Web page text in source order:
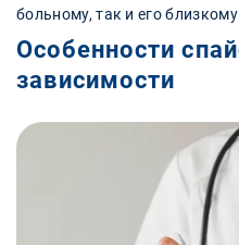
больному, так и его
Особенности
зависимости